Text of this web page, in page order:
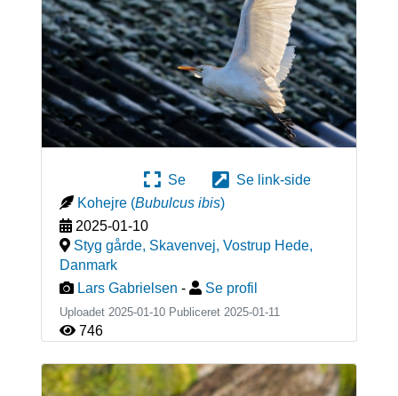
Se
Se link-side
Kohejre (Bubulcus ibis)
2025-01-10
Styg gårde, Skavenvej, Vostrup Hede,
Danmark
Lars Gabrielsen - Se profil
Uploadet 2025-01-10 Publiceret 2025-01-11
746